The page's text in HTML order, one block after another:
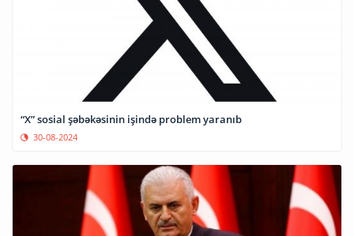
“X” sosial şəbəkəsinin işində problem yaranıb
30-08-2024